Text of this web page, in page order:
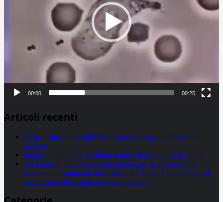
00:00 00:25
Articoli recenti
La proteina chiave dell’Alzheimer si propaga utilizzando i
neuroni
Statine: inutilmente attribuiti molti effetti avversi, lo studio
Un farmaco, due nuove opportunità per le pazienti con
carcinoma mammario metastatico hr+/her2- e con tumore al
seno metastatico triplo negativo (mtnbc)